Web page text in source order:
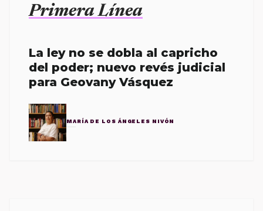
Primera Línea
La ley no se dobla al capricho
del poder; nuevo revés judicial
para Geovany Vásquez
MARÍA DE LOS ÁNGELES NIVÓN